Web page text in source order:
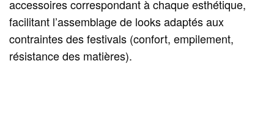
accessoires correspondant à chaque esthétique,
facilitant l’assemblage de looks adaptés aux
contraintes des festivals (confort, empilement,
résistance des matières).